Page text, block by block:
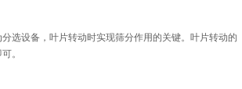
选设备，叶片转动时实现筛分作用的关键。叶片转动的
。